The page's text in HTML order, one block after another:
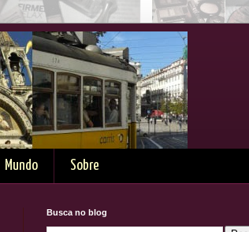
Mundo Sobre
Busca no blog